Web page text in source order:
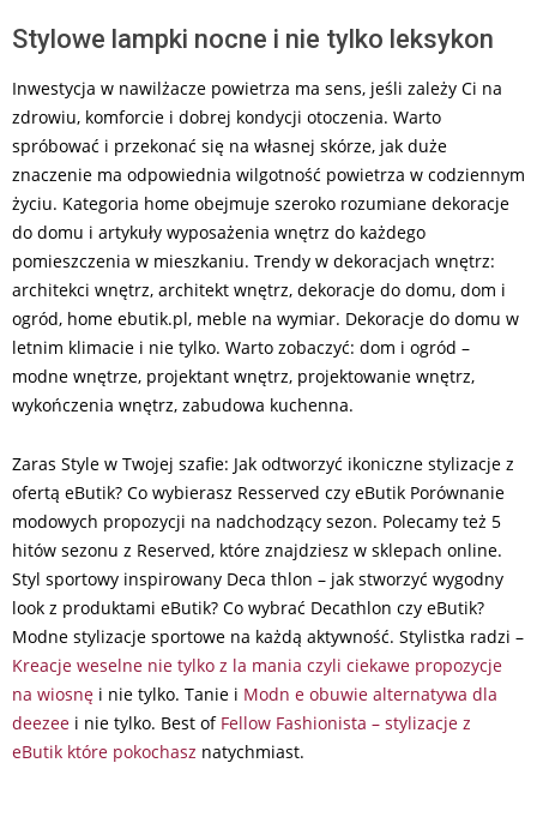
Stylowe lampki nocne i nie tylko leksykon
Inwestycja w nawilżacze powietrza ma sens, jeśli zależy Ci na
zdrowiu, komforcie i dobrej kondycji otoczenia. Warto
spróbować i przekonać się na własnej skórze, jak duże
znaczenie ma odpowiednia wilgotność powietrza w codziennym
życiu. Kategoria home obejmuje szeroko rozumiane dekoracje
do domu i artykuły wyposażenia wnętrz do każdego
pomieszczenia w mieszkaniu. Trendy w dekoracjach wnętrz:
architekci wnętrz, architekt wnętrz, dekoracje do domu, dom i
ogród, home ebutik.pl, meble na wymiar. Dekoracje do domu w
letnim klimacie i nie tylko. Warto zobaczyć: dom i ogród –
modne wnętrze, projektant wnętrz, projektowanie wnętrz,
wykończenia wnętrz, zabudowa kuchenna.
Zaras Style w Twojej szafie: Jak odtworzyć ikoniczne stylizacje z
ofertą eButik? Co wybierasz Resserved czy eButik Porównanie
modowych propozycji na nadchodzący sezon. Polecamy też 5
hitów sezonu z Reserved, które znajdziesz w sklepach online.
Styl sportowy inspirowany Deca thlon – jak stworzyć wygodny
look z produktami eButik? Co wybrać Decathlon czy eButik?
Modne stylizacje sportowe na każdą aktywność. Stylistka radzi –
Kreacje weselne nie tylko z la mania czyli ciekawe propozycje
na wiosnę i nie tylko. Tanie i Modn e obuwie alternatywa dla
deezee i nie tylko. Best of Fellow Fashionista – stylizacje z
eButik które pokochasz natychmiast.